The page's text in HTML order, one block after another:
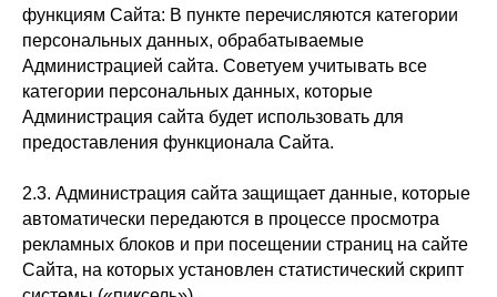
функциям Сайта: В пункте перечисляются категории
персональных данных, обрабатываемые
Администрацией сайта. Советуем учитывать все
категории персональных данных, которые
Администрация сайта будет использовать для
предоставления функционала Сайта.
2.3. Администрация сайта защищает данные, которые
автоматически передаются в процессе просмотра
рекламных блоков и при посещении страниц на сайте
Сайта, на которых установлен статистический скрипт